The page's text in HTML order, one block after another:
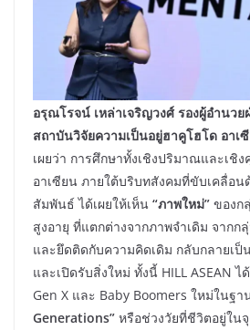
อรุณโรจน์ เหล่าเจริญวงศ์ รองผู้อำนว
สถาบันวิจัยความเป็นอยู่ฮาคูโฮโด อาเ
เผยว่า การศึกษาทั้งเชิงปริมาณและเชิ
อาเซียน ภายใต้บริบทสังคมที่ขับเคลื่อ
สัมพันธ์ ได้เผยให้เห็น “ภาพใหม่” ของก
สูงอายุ ที่แตกต่างจากภาพจำเดิม จากก
และยึดติดกับความคิดเดิม กลับกลายเ
และเปิดรับสิ่งใหม่ ทั้งนี้ HILL ASEAN
Gen X และ Baby Boomers ใหม่ในฐา
Generations” หรือช่วงวัยที่ชีวิตอยู่ใน